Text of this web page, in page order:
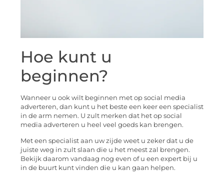
Hoe kunt u
beginnen?
Wanneer u ook wilt beginnen met op social media
adverteren, dan kunt u het beste een keer een specialist
in de arm nemen. U zult merken dat het op social
media adverteren u heel veel goeds kan brengen.
Met een specialist aan uw zijde weet u zeker dat u de
juiste weg in zult slaan die u het meest zal brengen.
Bekijk daarom vandaag nog even of u een expert bij u
in de buurt kunt vinden die u kan gaan helpen.